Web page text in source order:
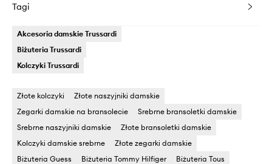
Tagi
Akcesoria damskie Trussardi
Biżuteria Trussardi
Kolczyki Trussardi
Złote kolczyki
Złote naszyjniki damskie
Zegarki damskie na bransolecie
Srebrne bransoletki damskie
Srebrne naszyjniki damskie
Złote bransoletki damskie
Kolczyki damskie srebrne
Złote zegarki damskie
Biżuteria Guess
Biżuteria Tommy Hilfiger
Biżuteria Tous